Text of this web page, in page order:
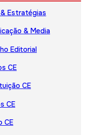
Estratégias
& Media
Editorial
CE
CE
CE
CE